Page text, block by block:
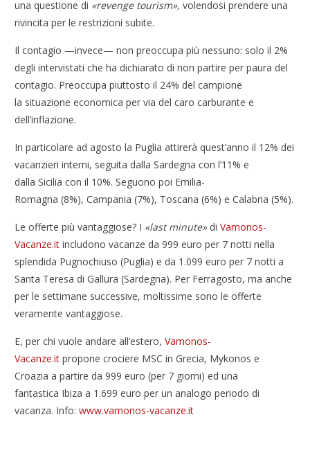
una questione di «revenge tourism», volendosi prendere una
rivincita per le restrizioni subite.
Il contagio —invece— non preoccupa più nessuno: solo il 2%
degli intervistati che ha dichiarato di non partire per paura del
contagio. Preoccupa piuttosto il 24% del campione
la situazione economica per via del caro carburante e
dell’inflazione.
In particolare ad agosto la Puglia attirerà quest’anno il 12% dei
vacanzieri interni, seguita dalla Sardegna con l’11% e
dalla Sicilia con il 10%. Seguono poi Emilia-
Romagna (8%), Campania (7%), Toscana (6%) e Calabria (5%).
Le offerte più vantaggiose? I «last minute» diVamonos-
Vacanze.it includono vacanze da 999 euro per 7 notti nella
splendida Pugnochiuso (Puglia) e da 1.099 euro per 7 notti a
Santa Teresa di Gallura (Sardegna). Per Ferragosto, ma anche
per le settimane successive, moltissime sono le offerte
veramente vantaggiose.
E, per chi vuole andare all’estero,Vamonos-
Vacanze.it propone crociere MSC in Grecia, Mykonos e
Croazia a partire da 999 euro (per 7 giorni) ed una
fantastica Ibiza a 1.699 euro per un analogo periodo di
vacanza. Info:www.vamonos-vacanze.it